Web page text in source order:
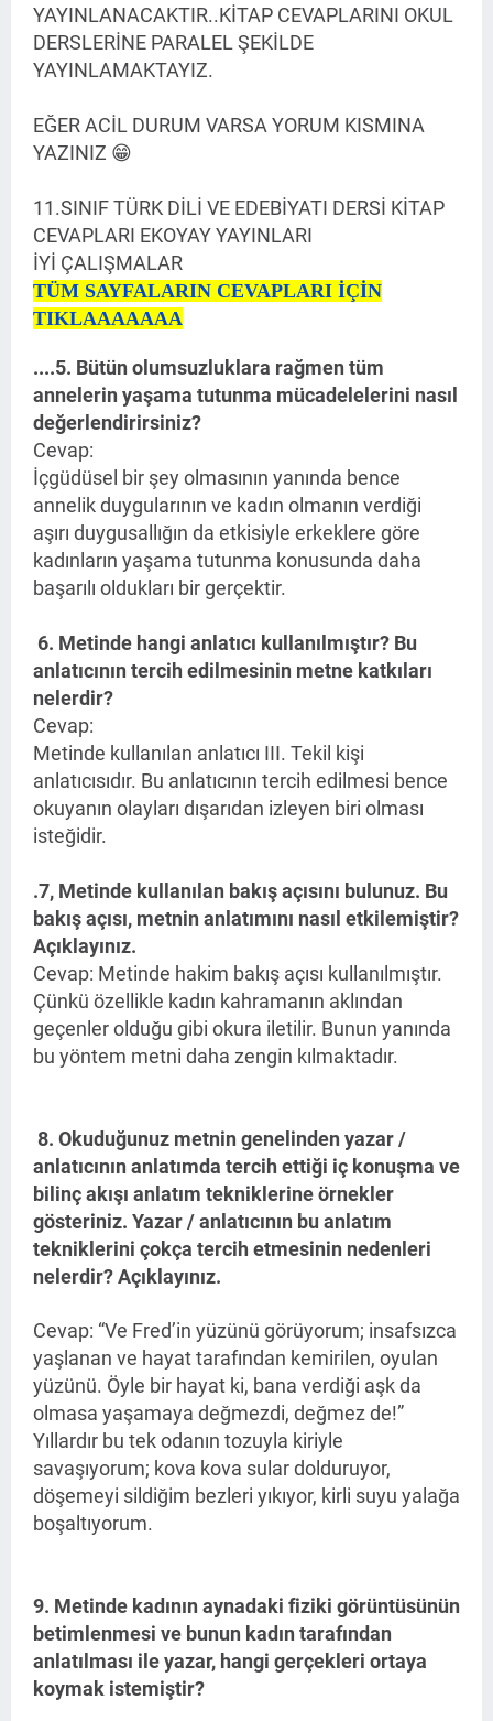
YAYINLANACAKTIR..KİTAP CEVAPLARINI OKUL
DERSLERİNE PARALEL ŞEKİLDE
YAYINLAMAKTAYIZ.
EĞER ACİL DURUM VARSA YORUM KISMINA
YAZINIZ 😁
11.SINIF TÜRK DİLİ VE EDEBİYATI DERSİ KİTAP
CEVAPLARI EKOYAY YAYINLARI
İYİ ÇALIŞMALAR
TÜM SAYFALARIN CEVAPLARI İÇİN
TIKLAAAAAAA
....5. Bütün olumsuzluklara rağmen tüm
annelerin yaşama tutunma mücadelelerini nasıl
değerlendirirsiniz?
Cevap:
İçgüdüsel bir şey olmasının yanında bence
annelik duygularının ve kadın olmanın verdiği
aşırı duygusallığın da etkisiyle erkeklere göre
kadınların yaşama tutunma konusunda daha
başarılı oldukları bir gerçektir.
6. Metinde hangi anlatıcı kullanılmıştır? Bu
anlatıcının tercih edilmesinin metne katkıları
nelerdir?
Cevap:
Metinde kullanılan anlatıcı III. Tekil kişi
anlatıcısıdır. Bu anlatıcının tercih edilmesi bence
okuyanın olayları dışarıdan izleyen biri olması
isteğidir.
.7, Metinde kullanılan bakış açısını bulunuz. Bu
bakış açısı, metnin anlatımını nasıl etkilemiştir?
Açıklayınız.
Cevap: Metinde hakim bakış açısı kullanılmıştır.
Çünkü özellikle kadın kahramanın aklından
geçenler olduğu gibi okura iletilir. Bunun yanında
bu yöntem metni daha zengin kılmaktadır.
8. Okuduğunuz metnin genelinden yazar /
anlatıcının anlatımda tercih ettiği iç konuşma ve
bilinç akışı anlatım tekniklerine örnekler
gösteriniz. Yazar / anlatıcının bu anlatım
tekniklerini çokça tercih etmesinin nedenleri
nelerdir? Açıklayınız.
Cevap: “Ve Fred’in yüzünü görüyorum; insafsızca
yaşlanan ve hayat tarafından kemirilen, oyulan
yüzünü. Öyle bir hayat ki, bana verdiği aşk da
olmasa yaşamaya değmezdi, değmez de!”
Yıllardır bu tek odanın tozuyla kiriyle
savaşıyorum; kova kova sular dolduruyor,
döşemeyi sildiğim bezleri yıkıyor, kirli suyu yalağa
boşaltıyorum.
9. Metinde kadının aynadaki fiziki görüntüsünün
betimlenmesi ve bunun kadın tarafından
anlatılması ile yazar, hangi gerçekleri ortaya
koymak istemiştir?